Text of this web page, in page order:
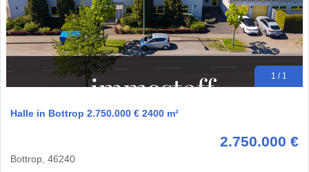
1 / 1
Halle in Bottrop 2.750.000 € 2400 m²
2.750.000 €
Bottrop, 46240